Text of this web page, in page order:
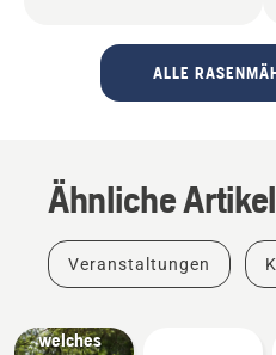
ALLE
Ähnliche Artikel
Veranstaltungen
im
Vergleich
zu
Benzin-
Rasenmähern
welches